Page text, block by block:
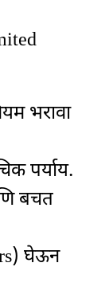
भरावा
पर्याय.
बचत
घेऊन